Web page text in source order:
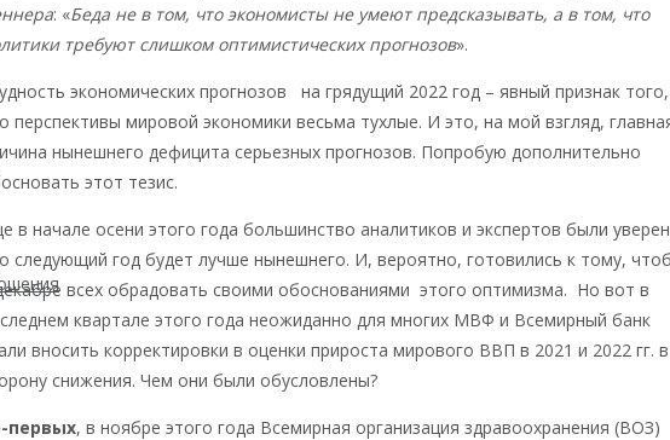
: «Беда не в том, что экономисты не умеют предсказывать, а в том, что
требуют слишком оптимистических прогнозов».
экономических прогнозов на грядущий 2022 год – явный признак того,
перспективы мировой экономики весьма тухлые. И это, на мой взгляд,
нынешнего дефицита серьезных прогнозов. Попробую дополнительно
этот тезис.
в начале осени этого года большинство аналитиков и экспертов были
следующий год будет лучше нынешнего. И, вероятно, готовились к тому,
всех обрадовать своими обоснованиями этого оптимизма. Но вот в
квартале этого года неожиданно для многих МВФ и Всемирный банк
вносить корректировки в оценки прироста мирового ВВП в 2021 и 2022 гг. в
снижения. Чем они были обусловлены?
первых, в ноябре этого года Всемирная организация здравоохранения (ВОЗ)